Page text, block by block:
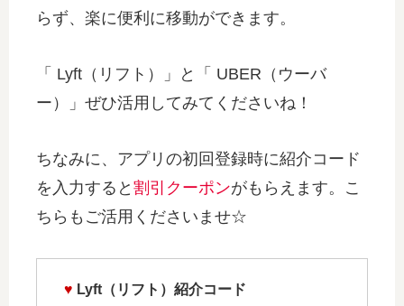
らず、楽に便利に移動ができます。
「 Lyft（リフト）」と「 UBER（ウーバ
ー）」ぜひ活用してみてくださいね！
ちなみに、アプリの初回登録時に紹介コード
を入力すると 割引クーポンがもらえます。こ
ちらもご活用くださいませ☆
♥ Lyft（リフト）紹介コード